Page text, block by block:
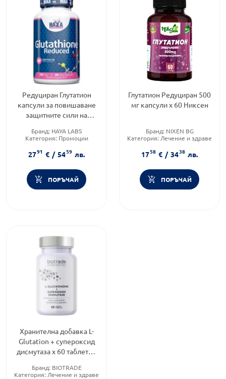
Редуциран Глутатион
капсули за повишаване
защитните сили на
Haya Labs
Бранд: HAYA LABS
Категория: Промоции
2791 € / 5459 лв.
ПОРЪЧАЙ
Глутатион Редуциран 500
мг капсули х 60 Никсен
Бранд: NIXEN BG
Категория: Лечение и здраве
1758 € / 3438 лв.
ПОРЪЧАЙ
Хранителна добавка L-
Glutation + супероксид
дисмутаза x 60 таблетки
Бранд: BIOTRADE
Категория: Лечение и здраве